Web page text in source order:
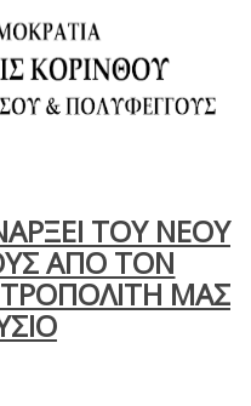
ΤΟΥ ΝΕΟΥ
ΑΠΟ ΤΟΝ
ΜΑΣ